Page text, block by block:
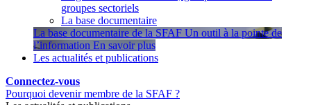
groupes sectoriels
La base documentaire
La base documentaire de la SFAF Un outil à la pointe de
l’information En savoir plus
Les actualités et publications
Connectez-vous
Pourquoi devenir membre de la SFAF ?